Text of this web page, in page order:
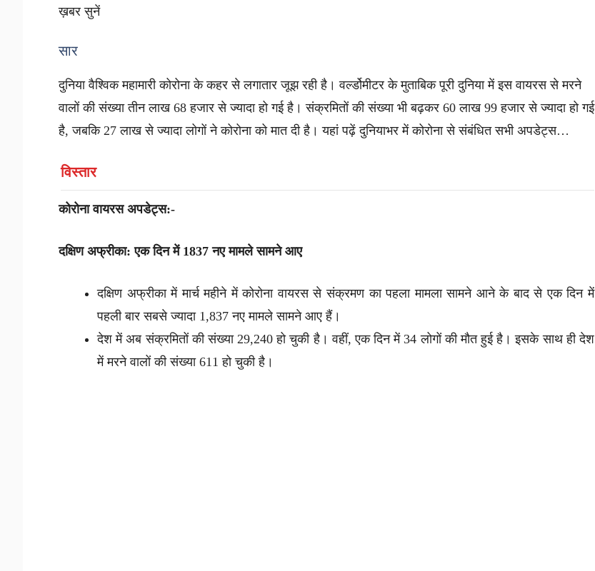
ख़बर सुनें
सार
दुनिया वैश्विक महामारी कोरोना के कहर से लगातार जूझ रही है। वर्ल्डोमीटर के मुताबिक पूरी दुनिया में इस वायरस से मरने
वालों की संख्या तीन लाख 68 हजार से ज्यादा हो गई है। संक्रमितों की संख्या भी बढ़कर 60 लाख 99 हजार से ज्यादा हो गई
है, जबकि 27 लाख से ज्यादा लोगों ने कोरोना को मात दी है। यहां पढ़ें दुनियाभर में कोरोना से संबंधित सभी अपडेट्स…
विस्तार
कोरोना वायरस अपडेट्स:-
दक्षिण अफ्रीका: एक दिन में 1837 नए मामले सामने आए
दक्षिण अफ्रीका में मार्च महीने में कोरोना वायरस से संक्रमण का पहला मामला सामने आने के बाद से एक दिन में
पहली बार सबसे ज्यादा 1,837 नए मामले सामने आए हैं।
देश में अब संक्रमितों की संख्या 29,240 हो चुकी है। वहीं, एक दिन में 34 लोगों की मौत हुई है। इसके साथ ही देश
में मरने वालों की संख्या 611 हो चुकी है।